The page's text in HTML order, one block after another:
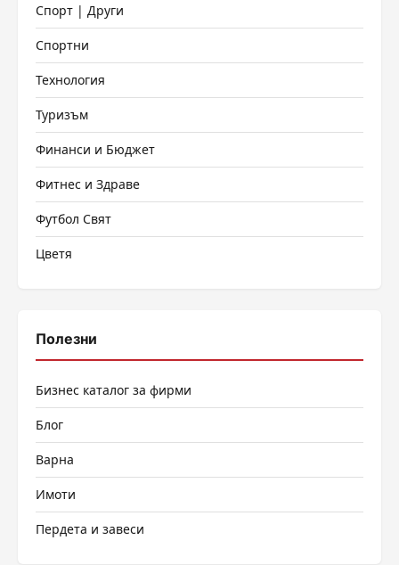
Спорт | Други
Спортни
Технология
Туризъм
Финанси и Бюджет
Фитнес и Здраве
Футбол Свят
Цветя
Полезни
Бизнес каталог за фирми
Блог
Варна
Имоти
Пердета и завеси